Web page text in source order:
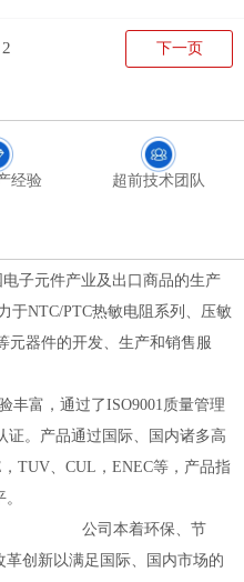
下一页
经验 超前技术团队
子元件产业及出口商品的生产
于NTC/PTC热敏电阻系列、压敏
元器件的开发、生产和销售服
富，通过了ISO9001质量管理
证。产品通过国际、国内诸多高
TUV、CUL，ENEC等，产品指
品的先进水平。
保、节
创新以满足国际、国内市场的